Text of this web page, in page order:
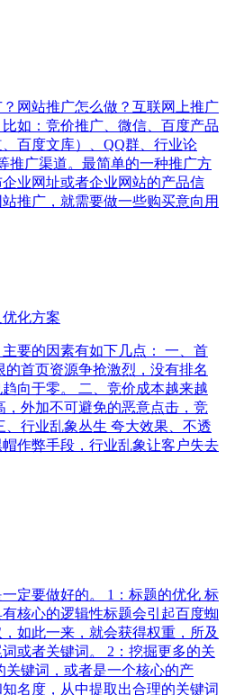
网站推广怎么做？互联网上推广
如：竞价推广、微信、百度产品
百度文库）、QQ群、行业论
推广渠道。最简单的一种推广方
业网址或者企业网站的产品信
推广，就需要做一些购买意向用
化方案
要的因素有如下几点： 一、首
首页资源争抢激烈，没有排名
向于零。 二、竞价成本越来越
外加不可避免的恶意点击，竞
行业乱象丛生 夸大效果、不透
作弊手段，行业乱象让客户失去
定要做好的。 1：标题的优化 标
核心的逻辑性标题会引起百度蜘
如此一来，就会获得权重，所及
或者关键词。 2：挖掘更多的关
键词，或者是一个核心的产
名度，从中提取出合理的关键词